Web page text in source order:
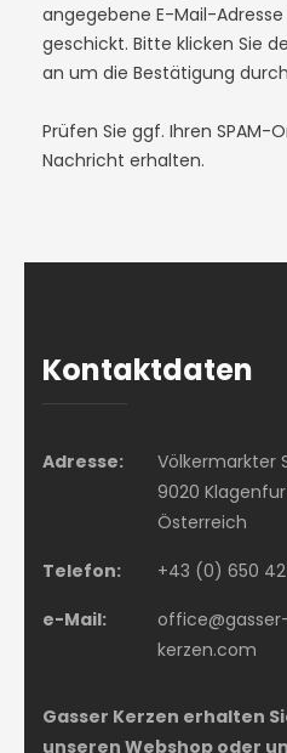
angegebene E-Mail-
geschickt. Bitte klicken Sie
an um die Bestätigung
Prüfen Sie ggf. Ihren SPAM-
Nachricht erhalten.
Kontaktdaten
Adresse:
Völkermarkter
9020
Österreich
Telefon:
+43 (0) 650
e-Mail:
kerzen.com
Gasser Kerzen erhalten
unseren Webshop oder